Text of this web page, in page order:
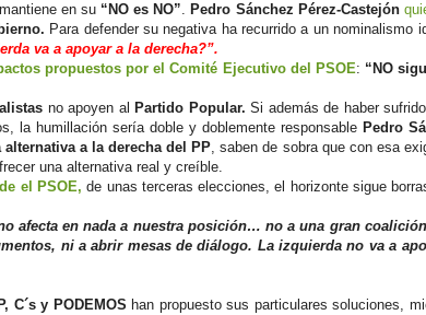
en su “NO es NO”. Pedro Sánchez Pérez-Castejón
Para defender su negativa ha recurrido a un nominalismo
va a apoyar a la derecha?”.
propuestos por el Comité Ejecutivo del PSOE: “NO
no apoyen al Partido Popular. Si además de haber
la humillación sería doble y doblemente responsable Pedro
alternativa a la derecha del PP, saben de sobra que con esa
una alternativa real y creíble.
el PSOE, de unas terceras elecciones, el horizonte sigue
afecta en nada a nuestra posición… no a una gran
ni a abrir mesas de diálogo. La izquierda no va a
C´s y PODEMOS han propuesto sus particulares soluciones,